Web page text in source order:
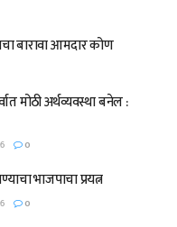
बारावा आमदार कोण
मोठी अर्थव्यवस्था बनेल :
0
भाजपाचा प्रयत्न
0